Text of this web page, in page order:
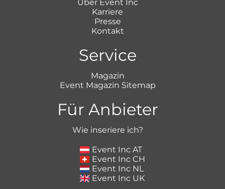
Über Event Inc
Karriere
Presse
Kontakt
Service
Magazin
Event Magazin Sitemap
Für Anbieter
Wie inseriere ich?
Event Inc AT
Event Inc CH
Event Inc NL
Event Inc UK